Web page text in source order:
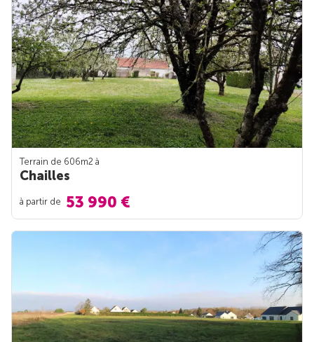
Terrain de 606m2 à
Chailles
à partir de 53 990 €